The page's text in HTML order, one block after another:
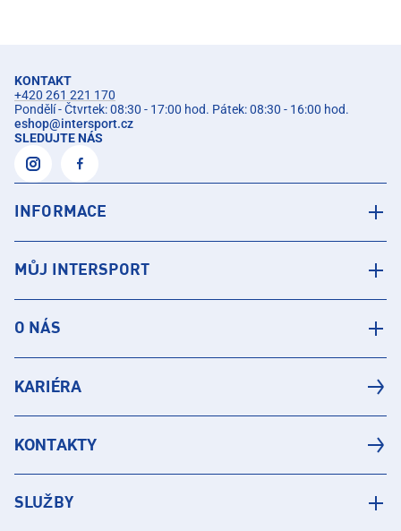
KONTAKT
+420 261 221 170
Pondělí - Čtvrtek: 08:30 - 17:00 hod. Pátek: 08:30 - 16:00 hod.
eshop@intersport.cz
SLEDUJTE NÁS
INFORMACE
MŮJ INTERSPORT
O NÁS
KARIÉRA
KONTAKTY
SLUŽBY